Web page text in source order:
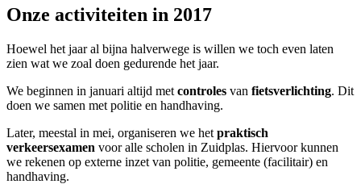
Onze activiteiten in 2017
Hoewel het jaar al bijna halverwege is willen we toch even laten
zien wat we zoal doen gedurende het jaar.
We beginnen in januari altijd met controles van fietsverlichting. Dit
doen we samen met politie en handhaving.
Later, meestal in mei, organiseren we het praktisch
verkeersexamen voor alle scholen in Zuidplas. Hiervoor kunnen
we rekenen op externe inzet van politie, gemeente (facilitair) en
handhaving.